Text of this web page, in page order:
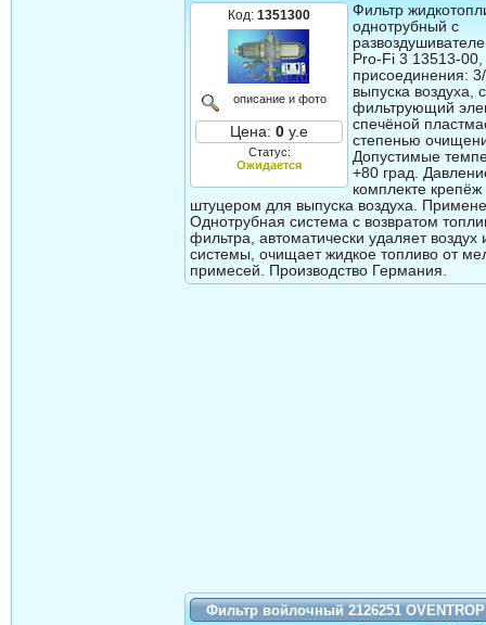
Код:1351300
описание и фото
Цена: 0 у.е
Статус:
Ожидается
Фильтр
однотрубный с
Pro-Fi 3 13513-
присоединения:
выпуска воздуха,
фильтрующий
спечёной
степенью
Допустимые
+80 град.
комплекте крепёж
штуцером для выпуска воздуха.
Однотрубная система с возвратом
фильтра, автоматически удаляет воздух
системы, очищает жидкое топливо от
примесей. Производство Германия.
Фильтр войлочный 2126251